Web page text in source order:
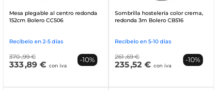
Mesa plegable al centro redonda
152cm Bolero CC506
Recíbelo en 2-5 días
370 ,99 €
333,89 € con iva
-10%
Sombrilla hostelería color crema,
redonda 3m Bolero CB516
Recíbelo en 5-10 días
261 ,69 €
235,52 € con iva
-10%